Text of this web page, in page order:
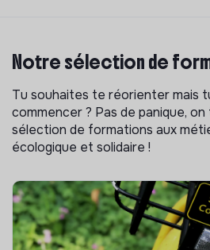
Notre sélection de
Tu souhaites te réorienter mais
commencer ? Pas de panique,
sélection de formations aux
écologique et solidaire !